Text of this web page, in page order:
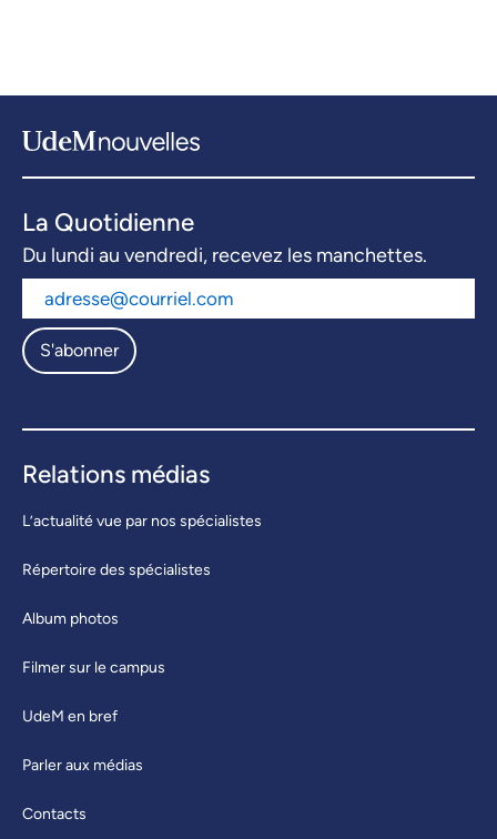
La Quotidienne
Du lundi au vendredi, recevez les manchettes.
S'abonner
Relations médias
L’actualité vue par nos spécialistes
Répertoire des spécialistes
Album photos
Filmer sur le campus
UdeM en bref
Parler aux médias
Contacts